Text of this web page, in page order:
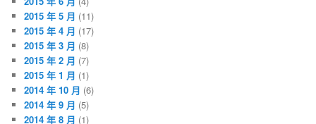
2015 年 5 月 (11)
2015 年 4 月 (17)
2015 年 3 月 (8)
2015 年 2 月 (7)
2015 年 1 月 (1)
2014 年 10 月 (6)
2014 年 9 月 (5)
2014 年 8 月 (1)